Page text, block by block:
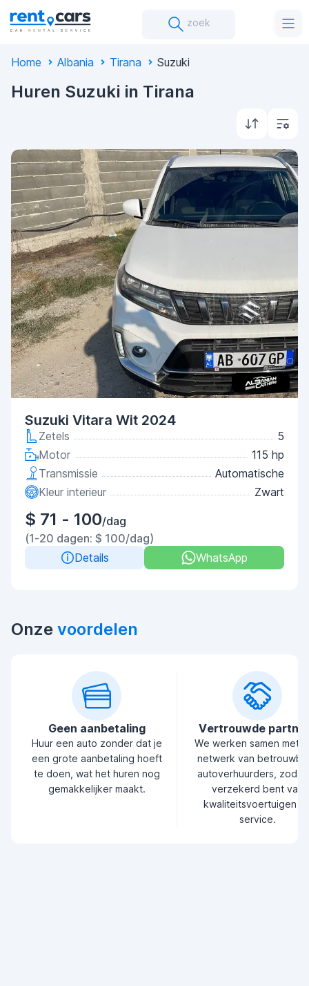
zoek
Home Albania Tirana Suzuki
Huren Suzuki in Tirana
Suzuki Vitara Wit 2024
Zetels
5
Motor
115 hp
Transmissie
Automatische
Kleur interieur
Zwart
$ 71 - 100/dag
(1-20 dagen: $ 100/dag)
Details
WhatsApp
Onze voordelen
Geen aanbetaling
Huur een auto zonder dat je
een grote aanbetaling hoeft
te doen, wat het huren nog
gemakkelijker maakt.
Vertrouwde
We werken samen met
netwerk van
autoverhuurders, zodat
verzekerd bent van
kwaliteitsvoertuigen
service.